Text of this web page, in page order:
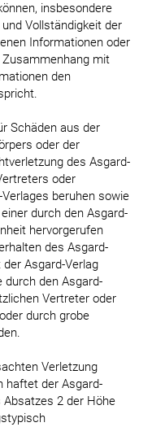
insbesondere
Vollständigkeit der
Informationen oder
mit
den
Schäden aus der
oder der
des Asgard-
oder
beruhen sowie
durch den Asgard-
hervorgerufen
des Asgard-
Asgard-Verlag
durch den Asgard-
Vertreter oder
durch grobe
Verletzung
haftet der Asgard-
Absatzes 2 der Höhe